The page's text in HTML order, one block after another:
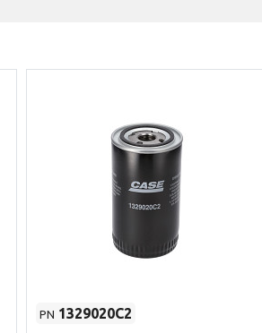
PN 1329020C2